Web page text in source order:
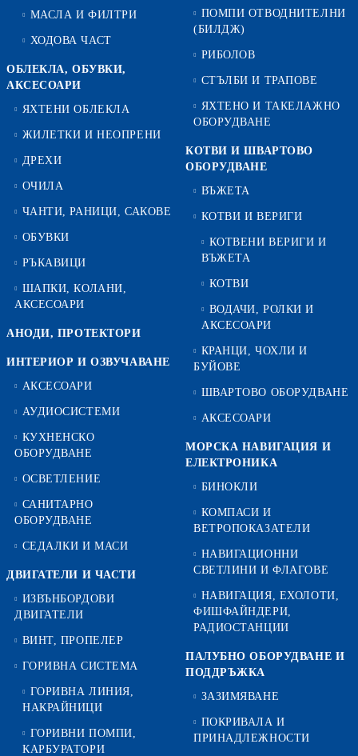
МАСЛА И ФИЛТРИ
ХОДОВА ЧАСТ
ОБЛЕКЛА, ОБУВКИ,
АКСЕСОАРИ
ЯХТЕНИ ОБЛЕКЛА
ЖИЛЕТКИ И НЕОПРЕНИ
ДРЕХИ
ОЧИЛА
ЧАНТИ, РАНИЦИ, САКОВЕ
ОБУВКИ
РЪКАВИЦИ
ШАПКИ, КОЛАНИ,
АКСЕСОАРИ
АНОДИ, ПРОТЕКТОРИ
ИНТЕРИОР И ОЗВУЧАВАНЕ
АКСЕСОАРИ
АУДИОСИСТЕМИ
КУХНЕНСКО
ОБОРУДВАНЕ
ОСВЕТЛЕНИЕ
САНИТАРНО
ОБОРУДВАНЕ
СЕДАЛКИ И МАСИ
ДВИГАТЕЛИ И ЧАСТИ
ИЗВЪНБОРДОВИ
ДВИГАТЕЛИ
ВИНТ, ПРОПЕЛЕР
ГОРИВНА СИСТЕМА
ГОРИВНА ЛИНИЯ,
НАКРАЙНИЦИ
ГОРИВНИ ПОМПИ,
КАРБУРАТОРИ
ПОМПИ ОТВОДНИТЕЛНИ
(БИЛДЖ)
РИБОЛОВ
СТЪЛБИ И ТРАПОВЕ
ЯХТЕНО И ТАКЕЛАЖНО
ОБОРУДВАНЕ
КОТВИ И ШВАРТОВО
ОБОРУДВАНЕ
ВЪЖЕТА
КОТВИ И ВЕРИГИ
КОТВЕНИ ВЕРИГИ И
ВЪЖЕТА
КОТВИ
ВОДАЧИ, РОЛКИ И
АКСЕСОАРИ
КРАНЦИ, ЧОХЛИ И
БУЙОВЕ
ШВАРТОВО ОБОРУДВАНЕ
АКСЕСОАРИ
МОРСКА НАВИГАЦИЯ И
ЕЛЕКТРОНИКА
БИНОКЛИ
КОМПАСИ И
ВЕТРОПОКАЗАТЕЛИ
НАВИГАЦИОННИ
СВЕТЛИНИ И ФЛАГОВЕ
НАВИГАЦИЯ, ЕХОЛОТИ,
ФИШФАЙНДЕРИ,
РАДИОСТАНЦИИ
ПАЛУБНО ОБОРУДВАНЕ И
ПОДДРЪЖКА
ЗАЗИМЯВАНЕ
ПОКРИВАЛА И
ПРИНАДЛЕЖНОСТИ